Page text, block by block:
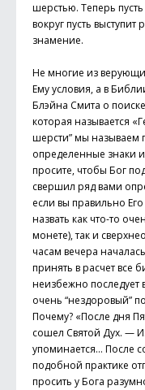
шерстью. Теперь
вокруг пусть выступит
знамение.
Не многие из
Ему условия, а в
Блэйна Смита о
которая называется
шерсти” мы называем
определенные знаки
просите, чтобы Бог
свершил ряд вами
если вы правильно
назвать как что-то
монете), так и
часам вечера
принять в расчет все
неизбежно последует
очень “нездоровый”
Почему? «После дня
сошел Святой Дух. —
упоминается… После
подобной практике
просить у Бога